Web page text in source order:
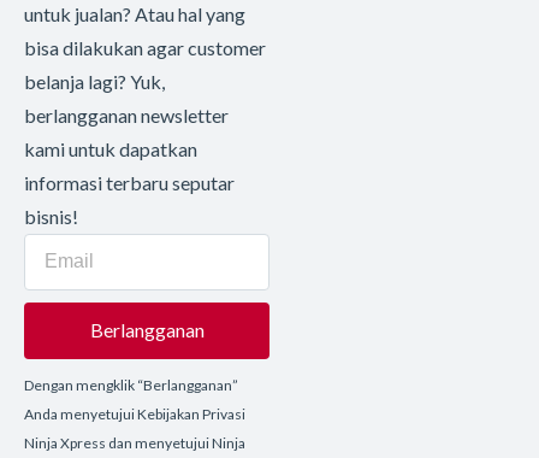
untuk jualan? Atau hal yang
bisa dilakukan agar customer
belanja lagi? Yuk,
berlangganan newsletter
kami untuk dapatkan
informasi terbaru seputar
bisnis!
Berlangganan
Dengan mengklik “Berlangganan”
Anda menyetujui Kebijakan Privasi
Ninja Xpress dan menyetujui Ninja